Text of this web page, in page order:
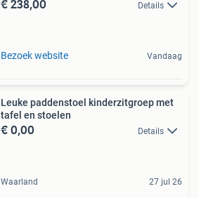
€ 238,00 Details
Bezoek website Vandaag
Leuke paddenstoel kinderzitgroep met
tafel en stoelen
€ 0,00 Details
Waarland 27 jul 26